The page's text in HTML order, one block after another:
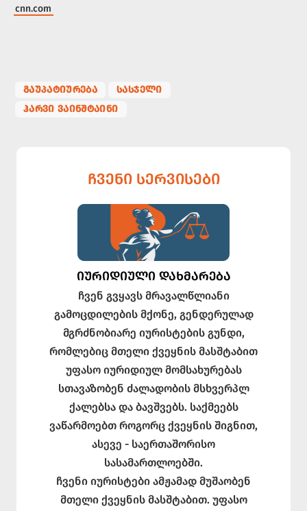
cnn.com
ᲒᲐᲣᲞᲐᲢᲘᲣᲠᲔᲑᲐ
ᲡᲐᲡᲯᲔᲚᲘ
ᲰᲐᲠᲕᲘ ᲕᲐᲘᲜᲨᲢᲐᲘᲜᲘ
ᲩᲕᲔᲜᲘ ᲡᲔᲠᲕᲘᲡᲔᲑᲘ
ᲘᲣᲠᲘᲓᲘᲣᲚᲘ ᲓᲐᲮᲛᲐᲠᲔᲑᲐ
ჩვენ გვყავს მრავალწლიანი
გამოცდილების მქონე, გენდერულად
მგრძნობიარე იურისტების გუნდი,
რომლებიც მთელი ქვეყნის მასშტაბით
უფასო იურიდიულ მომსახურებას
სთავაზობენ ძალადობის მსხვერპლ
ქალებსა და ბავშვებს. საქმეებს
ვაწარმოებთ როგორც ქვეყნის შიგნით,
ასევე - საერთაშორისო
სასამართლოებში.
ჩვენი იურისტები ამჟამად მუშაობენ
მთელი ქვეყნის მასშტაბით. უფასო